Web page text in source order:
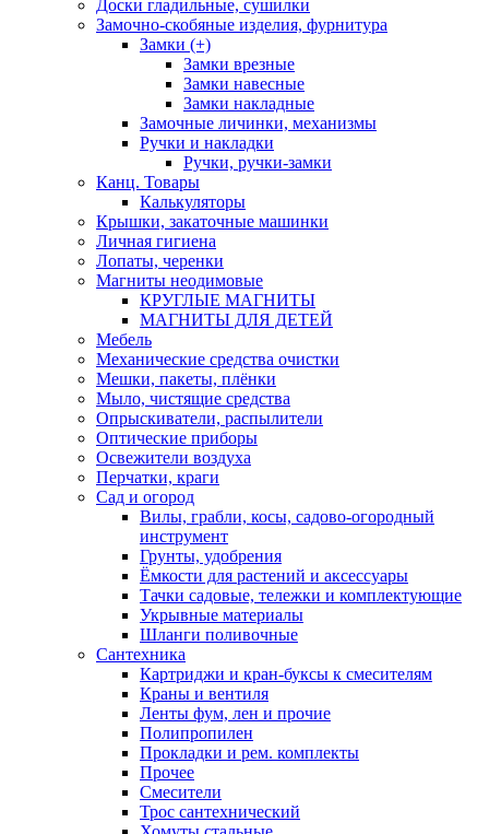
Доски гладильные, сушилки
Замочно-скобяные изделия, фурнитура
Замки (+)
Замки врезные
Замки навесные
Замки накладные
Замочные личинки, механизмы
Ручки и накладки
Ручки, ручки-замки
Канц. Товары
Калькуляторы
Крышки, закаточные машинки
Личная гигиена
Лопаты, черенки
Магниты неодимовые
КРУГЛЫЕ МАГНИТЫ
МАГНИТЫ ДЛЯ ДЕТЕЙ
Мебель
Механические средства очистки
Мешки, пакеты, плёнки
Мыло, чистящие средства
Опрыскиватели, распылители
Оптические приборы
Освежители воздуха
Перчатки, краги
Сад и огород
Вилы, грабли, косы, садово-огородный
инструмент
Грунты, удобрения
Ёмкости для растений и аксессуары
Тачки садовые, тележки и комплектующие
Укрывные материалы
Шланги поливочные
Сантехника
Картриджи и кран-буксы к смесителям
Краны и вентиля
Ленты фум, лен и прочие
Полипропилен
Прокладки и рем. комплекты
Прочее
Смесители
Трос сантехнический